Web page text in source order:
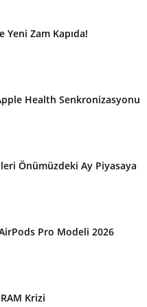
Zam Kapıda!
Health Senkronizasyonu
Önümüzdeki Ay Piyasaya
Pro Modeli 2026
Krizi